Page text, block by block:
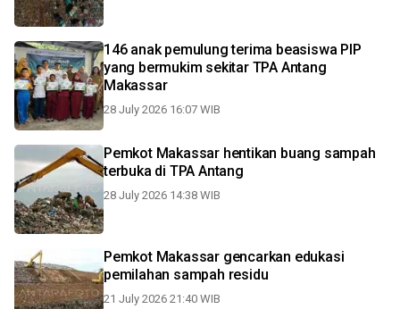
146 anak pemulung terima beasiswa PIP
yang bermukim sekitar TPA Antang
Makassar
28 July 2026 16:07 WIB
Pemkot Makassar hentikan buang sampah
terbuka di TPA Antang
28 July 2026 14:38 WIB
Pemkot Makassar gencarkan edukasi
pemilahan sampah residu
21 July 2026 21:40 WIB